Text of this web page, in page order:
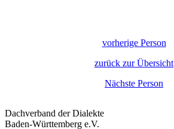
vorherige Person
zurück zur Übersicht
Nächste Person
Dachverband der Dialekte
Baden-Württemberg e.V.